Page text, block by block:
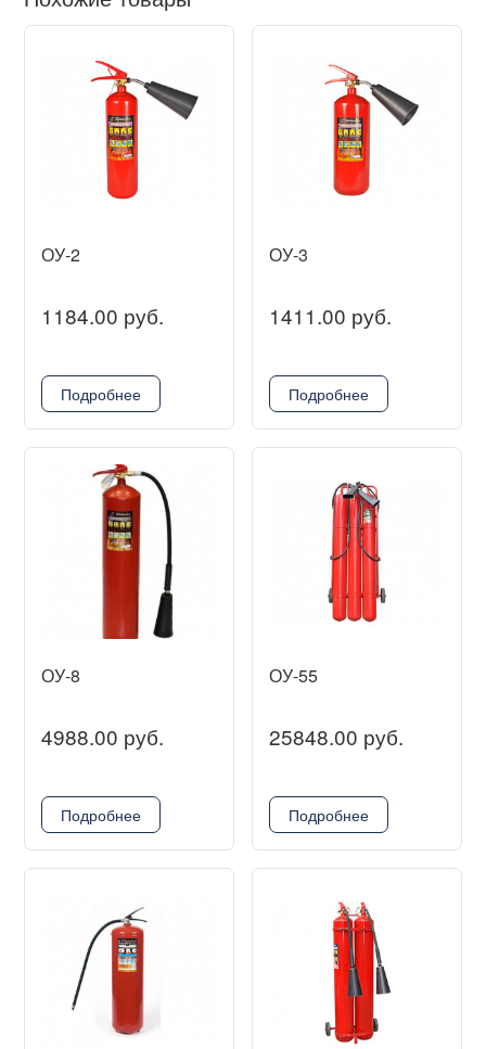
ОУ-2
1184.00 руб.
Подробнее
ОУ-3
1411.00 руб.
Подробнее
ОУ-8
4988.00 руб.
Подробнее
ОУ-55
25848.00 руб.
Подробнее